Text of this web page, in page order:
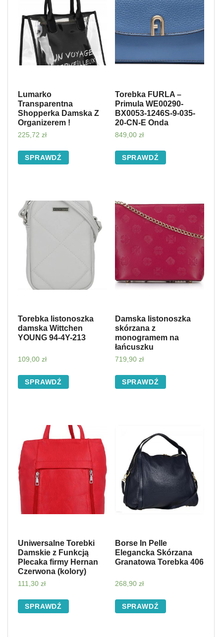
Lumarko
Transparentna
Shopperka Damska Z
Organizerem !
225,72 zł
SPRAWDŹ
Torebka FURLA –
Primula WE00290-
BX0053-1246S-9-035-
20-CN-E Onda
849,00 zł
SPRAWDŹ
Torebka listonoszka
damska Wittchen
YOUNG 94-4Y-213
109,00 zł
SPRAWDŹ
Damska listonoszka
skórzana z
monogramem na
łańcuszku
719,90 zł
SPRAWDŹ
Uniwersalne Torebki
Damskie z Funkcją
Plecaka firmy Hernan
Czerwona (kolory)
111,30 zł
SPRAWDŹ
Borse In Pelle
Elegancka Skórzana
Granatowa Torebka 406
268,90 zł
SPRAWDŹ